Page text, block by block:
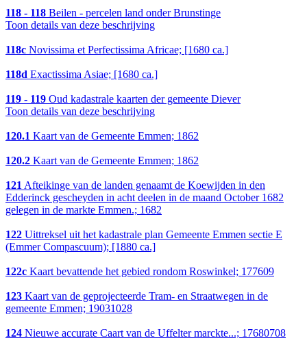
118 - 118 Beilen - percelen land onder Brunstinge
Toon details van deze beschrijving
118c Novissima et Perfectissima Africae; [1680 ca.]
118d Exactissima Asiae; [1680 ca.]
119 - 119 Oud kadastrale kaarten der gemeente Diever
Toon details van deze beschrijving
120.1 Kaart van de Gemeente Emmen; 1862
120.2 Kaart van de Gemeente Emmen; 1862
121Afteikinge van de landen genaamt de Koewijden in den
Edderinck gescheyden in acht deelen in de maand October 1682
gelegen in de markte Emmen.; 1682
122 Uittreksel uit het kadastrale plan Gemeente Emmen sectie E
(Emmer Compascuum); [1880 ca.]
122c Kaart bevattende het gebied rondom Roswinkel; 177609
123 Kaart van de geprojecteerde Tram- en Straatwegen in de
gemeente Emmen; 19031028
124 Nieuwe accurate Caart van de Uffelter marckte...; 17680708